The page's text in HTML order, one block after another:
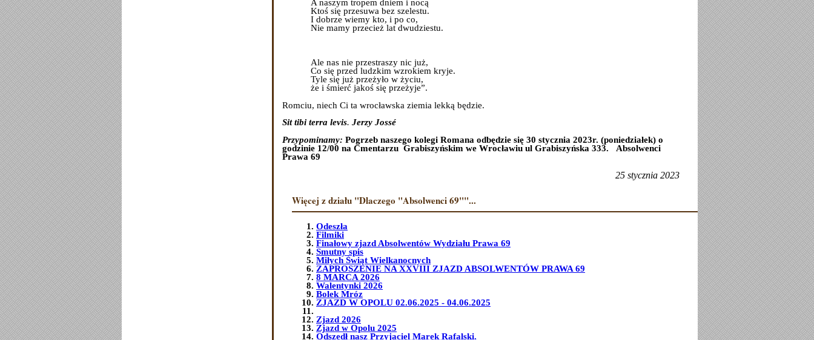
A naszym tropem dniem i nocą
Ktoś się przesuwa bez szelestu.
I dobrze wiemy kto, i po co,
Nie mamy przecież lat dwudziestu.
Ale nas nie przestraszy nic już,
Co się przed ludzkim wzrokiem kryje.
Tyle się już przeżyło w życiu,
że i śmierć jakoś się przeżyje”.
Romciu, niech Ci ta wrocławska ziemia lekką będzie.
Sit tibi terra levis. Jerzy Jossé
Przypominamy: Pogrzeb naszego kolegi Romana odbędzie się 30 stycznia 2023r. (poniedziałek) o
godzinie 12/00 na Cmentarzu Grabiszyńskim we Wrocławiu ul Grabiszyńska 333.
Absolwenci
Prawa 69
25 stycznia 2023
Więcej z działu "Dlaczego "Absolwenci 69""...
Odeszła
Filmiki
Finałowy zjazd Absolwentów Wydziału Prawa 69
Smutny spis
Miłych Świąt Wielkanocnych
ZAPROSZENIE NA XXVIII ZJAZD ABSOLWENTÓW PRAWA 69
8 MARCA 2026
Walentynki 2026
Bolek Mróz
ZJAZD W OPOLU 02.06.2025 - 04.06.2025
Zjazd 2026
Zjazd w Opolu 2025
Odszedł nasz Przyjaciel Marek Rafalski.